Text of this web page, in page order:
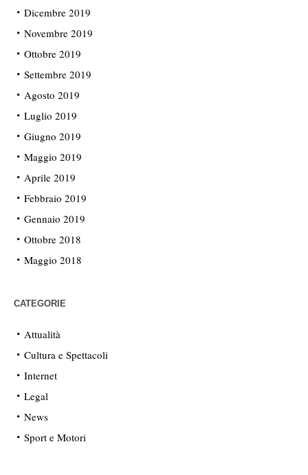
Dicembre 2019
Novembre 2019
Ottobre 2019
Settembre 2019
Agosto 2019
Luglio 2019
Giugno 2019
Maggio 2019
Aprile 2019
Febbraio 2019
Gennaio 2019
Ottobre 2018
Maggio 2018
CATEGORIE
Attualità
Cultura e Spettacoli
Internet
Legal
News
Sport e Motori